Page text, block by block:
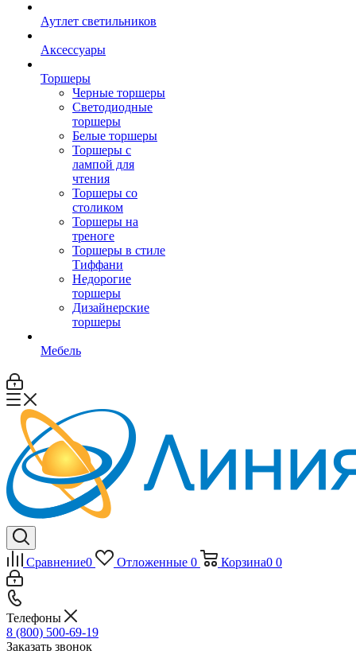
Аутлет светильников
Аксессуары
Торшеры
Черные торшеры
Светодиодные
торшеры
Белые торшеры
Торшеры с
лампой для
чтения
Торшеры со
столиком
Торшеры на
треноге
Торшеры в стиле
Тиффани
Недорогие
торшеры
Дизайнерские
торшеры
Мебель
Сравнение0 Отложенные 0 Корзина0 0
Телефоны
8 (800) 500-69-19
Заказать звонок